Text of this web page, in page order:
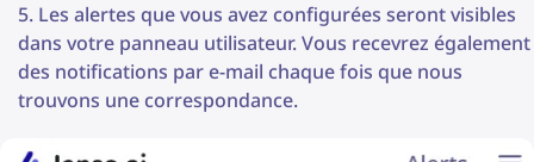
Les alertes que vous avez configurées seront visibles
dans votre panneau utilisateur. Vous recevrez également
des notifications par e-mail chaque fois que nous
trouvons une correspondance.